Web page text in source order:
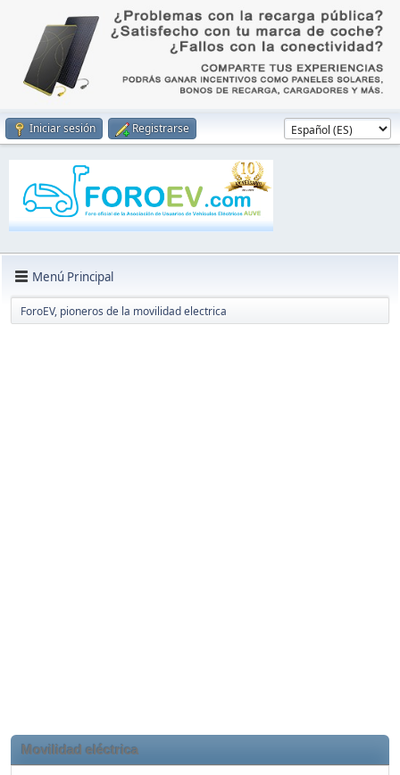
Iniciar sesión Registrarse
Menú Principal
ForoEV, pioneros de la movilidad electrica
Movilidad eléctrica